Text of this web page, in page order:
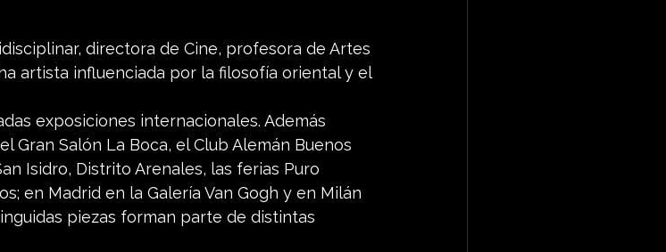
directora de Cine, profesora de Artes
artista influenciada por la filosofía oriental y el
exposiciones internacionales. Además
Gran Salón La Boca, el Club Alemán Buenos
Isidro, Distrito Arenales, las ferias Puro
en Madrid en la Galería Van Gogh y en Milán
piezas forman parte de distintas